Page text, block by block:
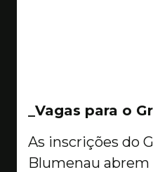
_Vagas para o
As inscrições do
Blumenau abrem